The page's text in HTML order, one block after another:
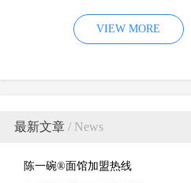
VIEW MORE
最新文章 / News
陈一碗®面馆加盟热线